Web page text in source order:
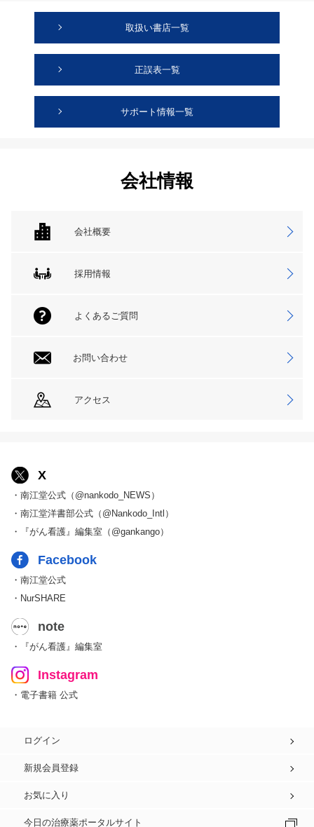
取扱い書店一覧
正誤表一覧
サポート情報一覧
会社情報
会社概要
採用情報
よくあるご質問
お問い合わせ
アクセス
X
・南江堂公式（@nankodo_NEWS）
・南江堂洋書部公式（@Nankodo_Intl）
・『がん看護』編集室（@gankango）
Facebook
・南江堂公式
・NurSHARE
note
・『がん看護』編集室
Instagram
・電子書籍 公式
ログイン
新規会員登録
お気に入り
今日の治療薬ポータルサイト